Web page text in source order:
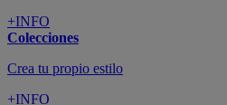
+INFO
Colecciones
Crea tu propio estilo
+INFO